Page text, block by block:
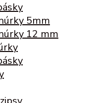
5mm
12 mm